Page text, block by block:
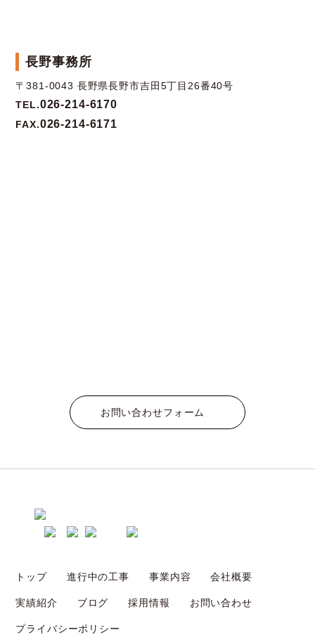
長野事務所
〒381-0043 長野県長野市吉田5丁目26番40号
TEL.026-214-6170
FAX.026-214-6171
お問い合わせフォーム
トップ 進行中の工事 事業内容 会社概要
実績紹介 ブログ 採用情報 お問い合わせ
プライバシーポリシー